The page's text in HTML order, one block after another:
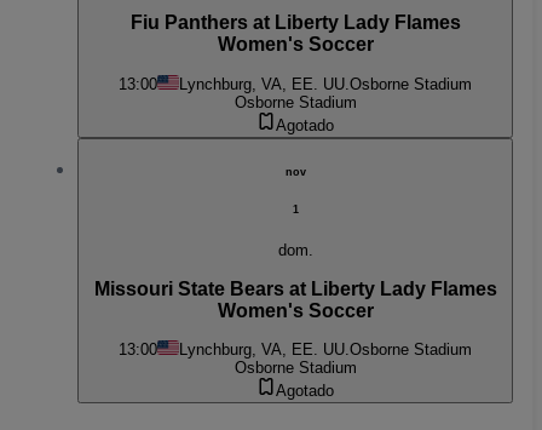
Fiu Panthers at Liberty Lady Flames
Women's Soccer
13:00 Lynchburg, VA, EE. UU. Osborne Stadium
Osborne Stadium
Agotado
nov
1
dom.
Missouri State Bears at Liberty Lady Flames
Women's Soccer
13:00 Lynchburg, VA, EE. UU.Osborne Stadium
Osborne Stadium
Agotado